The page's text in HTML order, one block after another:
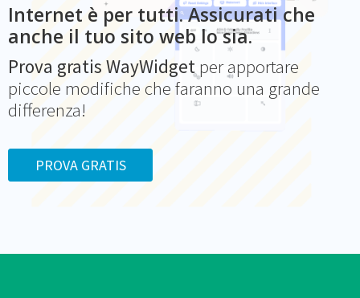
Internet è per tutti. Assicurati che
anche il tuo sito web lo sia.
Prova gratis WayWidget per apportare
piccole modifiche che faranno una grande
differenza!
PROVA GRATIS